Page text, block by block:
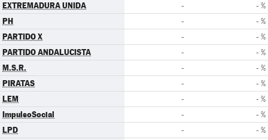
EXTREMADURA UNIDA - - %
PH - - %
PARTIDO X - - %
PARTIDO ANDALUCISTA - - %
M.S.R. - - %
PIRATAS - - %
LEM - - %
ImpulsoSocial - - %
LPD - - %